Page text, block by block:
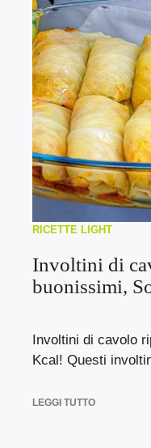
RICETTE LIGHT
Involtini di
buonissimi,
Involtini di cavolo
Kcal! Questi
LEGGI TUTTO